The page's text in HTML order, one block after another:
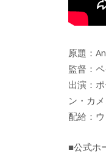
原題：
監督：
出演：
ン・カ
配給：
■公式ホ